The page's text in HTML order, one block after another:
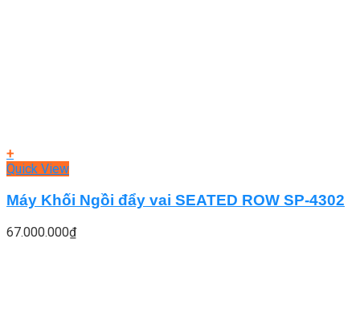
+
Quick View
Máy Khối Ngồi đẩy vai SEATED ROW SP-4302
67.000.000₫